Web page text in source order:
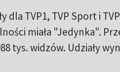
dla TVP1, TVP Sport i
miała "Jedynka".
tys. widzów. Udziały